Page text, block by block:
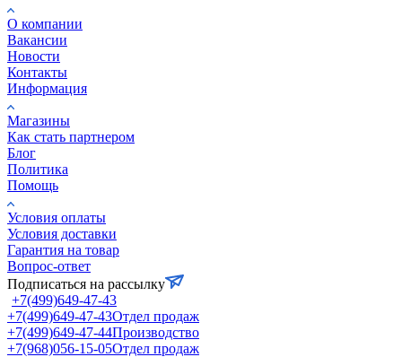
О компании
Вакансии
Новости
Контакты
Информация
Магазины
Как стать партнером
Блог
Политика
Помощь
Условия оплаты
Условия доставки
Гарантия на товар
Вопрос-ответ
Подписаться на рассылку
+7(499)649-47-43
+7(499)649-47-43Отдел продаж
+7(499)649-47-44Производство
+7(968)056-15-05Отдел продаж